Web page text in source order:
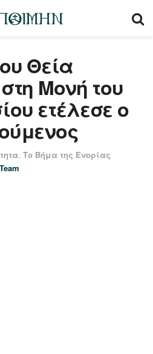
Θεία
Μονή του
ετέλεσε ο
, Το Βήμα της Ενορίας